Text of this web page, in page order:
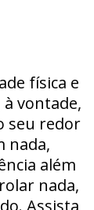
física e
vontade,
seu redor
nada,
além
nada,
Assista